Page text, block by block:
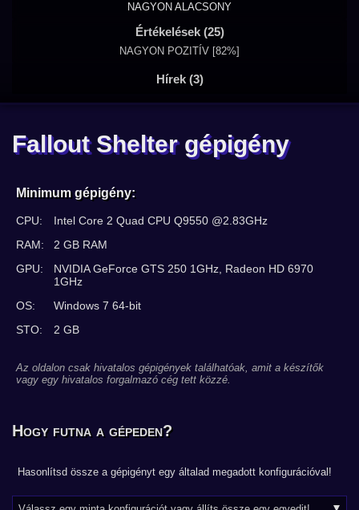
NAGYON ALACSONY
Értékelések (25)
NAGYON POZITÍV [82%]
Hírek (3)
Fallout Shelter gépigény
Minimum gépigény:
CPU:
Intel Core 2 Quad CPU Q9550 @2.83GHz
RAM:
2 GB RAM
GPU:
NVIDIA GeForce GTS 250 1GHz, Radeon HD 6970
1GHz
OS:
Windows 7 64-bit
STO:
2 GB
Az oldalon csak hivatalos gépigények találhatóak, amit a készítők
vagy egy hivatalos forgalmazó cég tett közzé.
Hogy futna a gépeden?
Hasonlítsd össze a gépigényt egy általad megadott konfigurációval!